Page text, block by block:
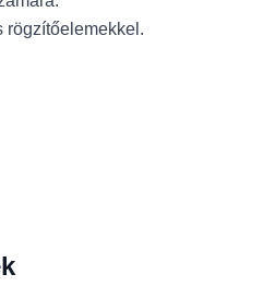
rögzítőelemekkel.